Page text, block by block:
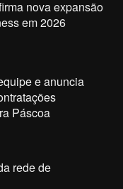
nova expansão
em 2026
e anuncia
Páscoa
rede de